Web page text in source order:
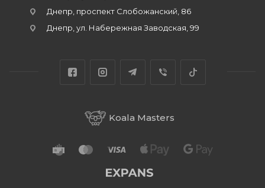
Днепр, проспект Слобожанский, 86
Днепр, ул. Набережная Заводская, 99
Koala Masters